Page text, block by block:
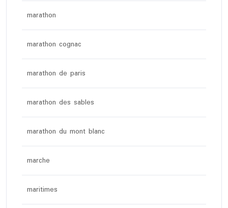
marathon
marathon cognac
marathon de paris
marathon des sables
marathon du mont blanc
marche
maritimes